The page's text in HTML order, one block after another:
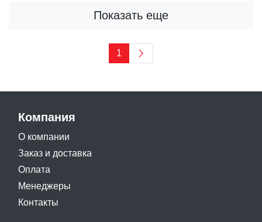
Показать еще
1
Компания
О компании
Заказ и доставка
Оплата
Менеджеры
Контакты